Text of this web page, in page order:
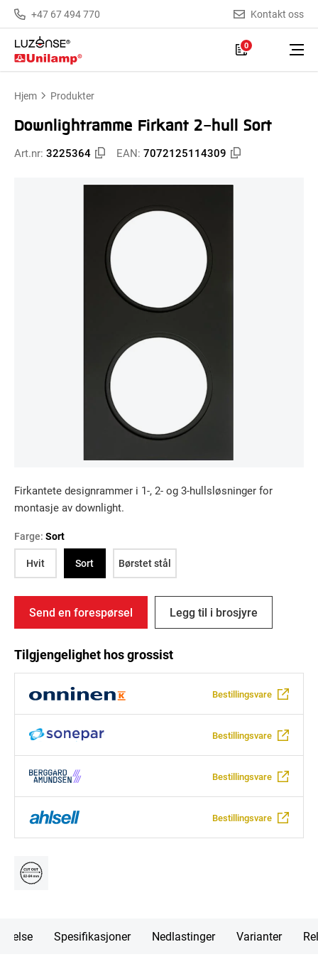
+47 67 494 770 Kontakt oss
0
Hjem Produkter
Downlightramme Firkant 2-hull Sort
Art.nr: 3225364 EAN: 7072125114309
Firkantete designrammer i 1-, 2- og 3-hullsløsninger for
montasje av downlight.
Farge: Sort
Hvit
Sort Børstet stål
Send en forespørsel Legg til i brosjyre
Tilgjengelighet hos grossist
Bestillingsvare
Bestillingsvare
Bestillingsvare
Bestillingsvare
Spesifikasjoner Nedlastinger Varianter